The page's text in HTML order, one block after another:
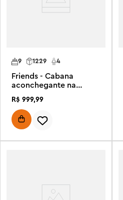
1229
9 4
Friends - Cabana
aconchegante na
R$ 999,99